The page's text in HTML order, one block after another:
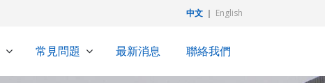
中文 ｜ English
常見問題 最新消息 聯絡我們